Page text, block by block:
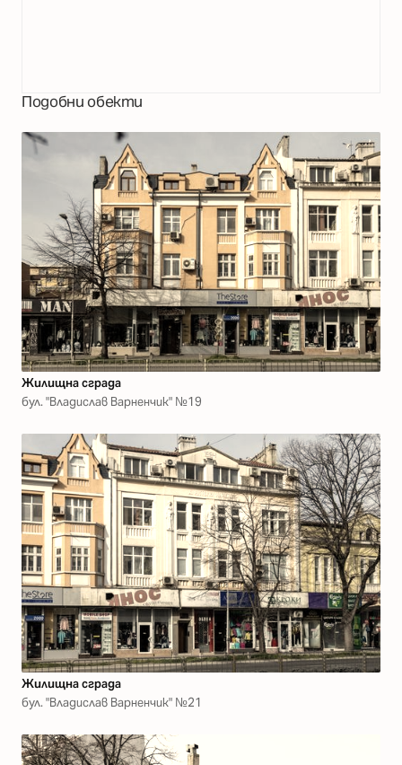
Подобни обекти
Жилищна сграда
бул. "Владислав Варненчик" №19
Жилищна сграда
бул. "Владислав Варненчик" №21